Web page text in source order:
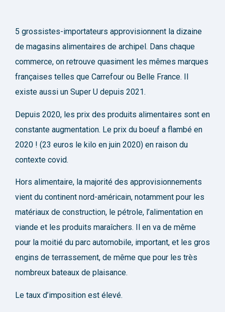
5 grossistes-importateurs approvisionnent la dizaine
de magasins alimentaires de archipel. Dans chaque
commerce, on retrouve quasiment les mêmes marques
françaises telles que Carrefour ou Belle France. Il
existe aussi un Super U depuis 2021.
Depuis 2020, les prix des produits alimentaires sont en
constante augmentation. Le prix du boeuf a flambé en
2020 ! (23 euros le kilo en juin 2020) en raison du
contexte covid.
Hors alimentaire, la majorité des approvisionnements
vient du continent nord-américain, notamment pour les
matériaux de construction, le pétrole, l’alimentation en
viande et les produits maraîchers. Il en va de même
pour la moitié du parc automobile, important, et les gros
engins de terrassement, de même que pour les très
nombreux bateaux de plaisance.
Le taux d’imposition est élevé.